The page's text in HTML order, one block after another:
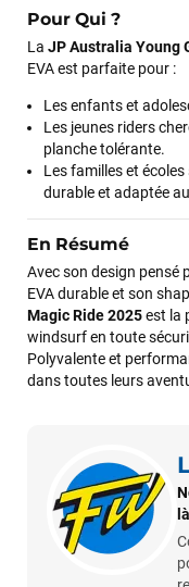
Pour Qui ?
La JP Australia Young
EVA est parfaite pour :
Les enfants et
Les jeunes riders
planche tolérante.
Les familles et
durable et adaptée
En Résumé
Avec son design pensé
EVA durable et son
Magic Ride 2025est la
windsurf en toute
Polyvalente et
dans toutes leurs
J’ai commandé un
commande validée, le
avec moi les
plus. Niveau
le lendemain, et j’ai
propre et soigné. Plus
recommande
professionnalisme et
Sébastien
Cela faisait 6 mois
m'ont trouvé une
Excellent conseil
encore pour cette
J'ai acheté une voile
L'envoi a été rapide.
Mauruuru roa.